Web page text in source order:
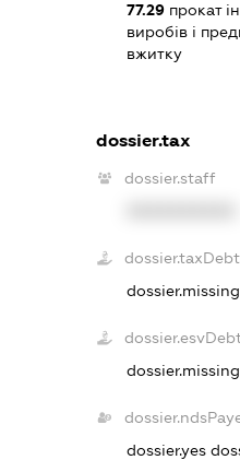
77.29прокат
виробів і
вжитку
dossier.tax
dossier.staff
dossier.taxDebt
dossier.yes